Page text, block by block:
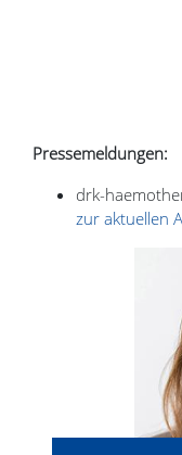
Pressemeldungen:
drk-
zur aktuellen